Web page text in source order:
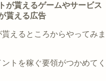
が貰えるゲームやサービス
貰える広告
えるところからやってみま
トを稼ぐ要領がつかめてく